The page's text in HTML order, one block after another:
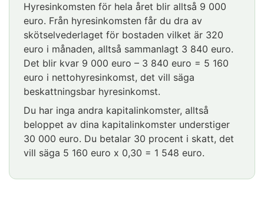
Hyresinkomsten för hela året blir alltså 9 000
euro. Från hyresinkomsten får du dra av
skötselvederlaget för bostaden vilket är 320
euro i månaden, alltså sammanlagt 3 840 euro.
Det blir kvar 9 000 euro – 3 840 euro = 5 160
euro i nettohyresinkomst, det vill säga
beskattningsbar hyresinkomst.
Du har inga andra kapitalinkomster, alltså
beloppet av dina kapitalinkomster understiger
30 000 euro. Du betalar 30 procent i skatt, det
vill säga 5 160 euro x 0,30 = 1 548 euro.